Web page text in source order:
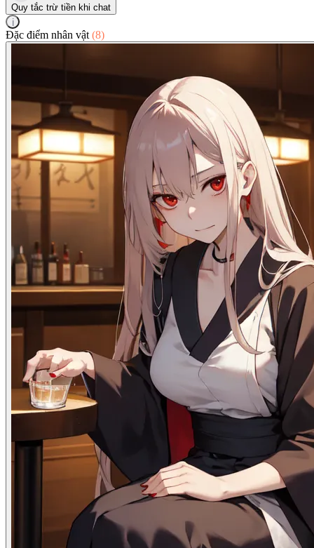
Quy tắc trừ tiền khi chat
i
Đặc điểm nhân vật (8)